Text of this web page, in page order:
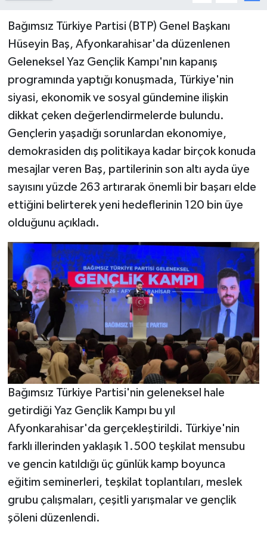
Bağımsız Türkiye Partisi (BTP) Genel Başkanı
Hüseyin Baş, Afyonkarahisar'da düzenlenen
Geleneksel Yaz Gençlik Kampı'nın kapanış
programında yaptığı konuşmada, Türkiye'nin
siyasi, ekonomik ve sosyal gündemine ilişkin
dikkat çeken değerlendirmelerde bulundu.
Gençlerin yaşadığı sorunlardan ekonomiye,
demokrasiden dış politikaya kadar birçok konuda
mesajlar veren Baş, partilerinin son altı ayda üye
sayısını yüzde 263 artırarak önemli bir başarı elde
ettiğini belirterek yeni hedeflerinin 120 bin üye
olduğunu açıkladı.
Bağımsız Türkiye Partisi'nin geleneksel hale
getirdiği Yaz Gençlik Kampı bu yıl
Afyonkarahisar'da gerçekleştirildi. Türkiye'nin
farklı illerinden yaklaşık 1.500 teşkilat mensubu
ve gencin katıldığı üç günlük kamp boyunca
eğitim seminerleri, teşkilat toplantıları, meslek
grubu çalışmaları, çeşitli yarışmalar ve gençlik
şöleni düzenlendi.